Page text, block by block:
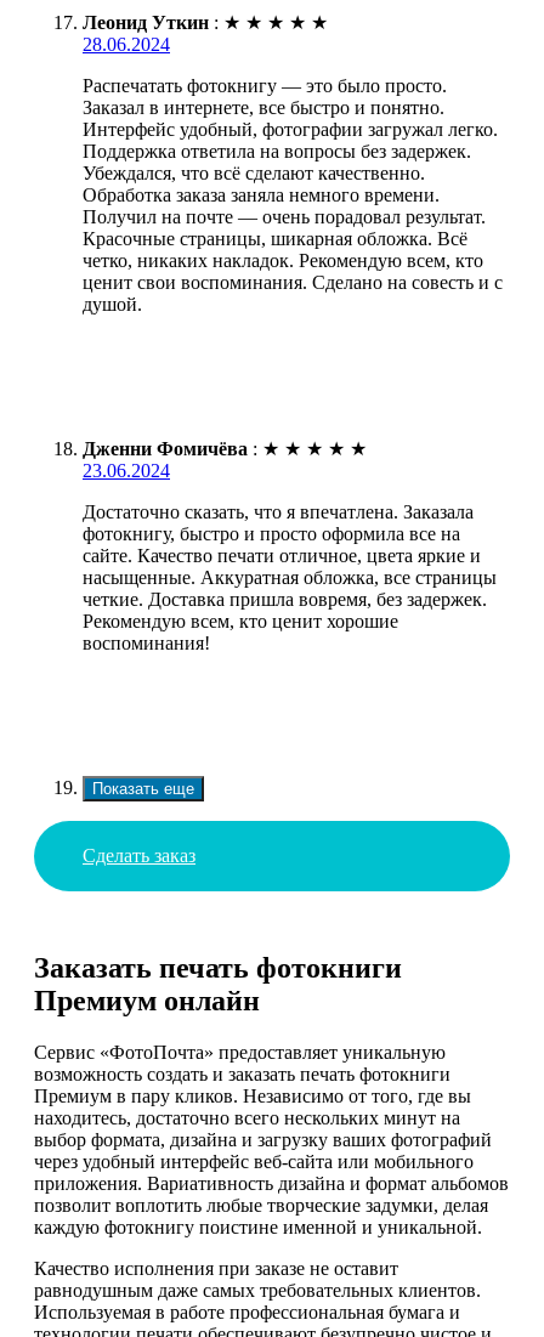
Леонид Уткин : ★ ★ ★ ★ ★
28.06.2024
Распечатать фотокнигу — это было просто.
Заказал в интернете, все быстро и понятно.
Интерфейс удобный, фотографии загружал легко.
Поддержка ответила на вопросы без задержек.
Убеждался, что всё сделают качественно.
Обработка заказа заняла немного времени.
Получил на почте — очень порадовал результат.
Красочные страницы, шикарная обложка. Всё
четко, никаких накладок. Рекомендую всем, кто
ценит свои воспоминания. Сделано на совесть и с
душой.
Дженни Фомичёва : ★ ★ ★ ★ ★
23.06.2024
Достаточно сказать, что я впечатлена. Заказала
фотокнигу, быстро и просто оформила все на
сайте. Качество печати отличное, цвета яркие и
насыщенные. Аккуратная обложка, все страницы
четкие. Доставка пришла вовремя, без задержек.
Рекомендую всем, кто ценит хорошие
воспоминания!
Показать еще
Сделать заказ
Заказать печать фотокниги
Премиум онлайн
Сервис «ФотоПочта» предоставляет уникальную
возможность создать и заказать печать фотокниги
Премиум в пару кликов. Независимо от того, где вы
находитесь, достаточно всего нескольких минут на
выбор формата, дизайна и загрузку ваших фотографий
через удобный интерфейс веб-сайта или мобильного
приложения. Вариативность дизайна и формат альбомов
позволит воплотить любые творческие задумки, делая
каждую фотокнигу поистине именной и уникальной.
Качество исполнения при заказе не оставит
равнодушным даже самых требовательных клиентов.
Используемая в работе профессиональная бумага и